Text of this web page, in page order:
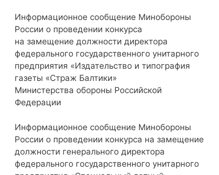
Информационное сообщение Минобороны
России о проведении конкурса
на замещение должности директора
федерального государственного унитарного
предприятия «Издательство и типография
газеты «Страж Балтики»
Министерства обороны Российской
Федерации
Информационное сообщение Минобороны
России о проведении конкурса на замещение
должности генерального директора
федерального государственного унитарного